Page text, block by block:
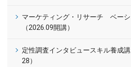
マーケティング・リサーチ ベーシ
（2026.09開講）
定性調査インタビュースキル養成
28）